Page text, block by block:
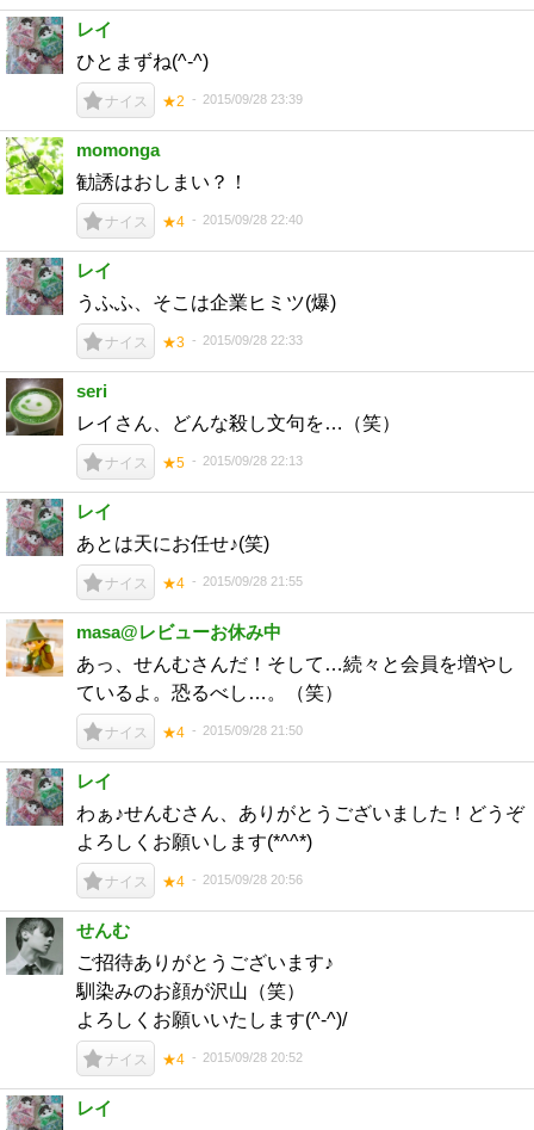
レイ
ひとまずね(^-^)
ナイス ★2 2015/09/28 23:39
momonga
勧誘はおしまい？！
ナイス ★4 2015/09/28 22:40
レイ
うふふ、そこは企業ヒミツ(爆)
ナイス ★3 2015/09/28 22:33
seri
レイさん、どんな殺し文句を…（笑）
ナイス ★5 2015/09/28 22:13
レイ
あとは天にお任せ♪(笑)
ナイス ★4 2015/09/28 21:55
masa@レビューお休み中
あっ、せんむさんだ！そして…続々と会員を増やし
ているよ。恐るべし…。（笑）
ナイス ★4 2015/09/28 21:50
レイ
わぁ♪せんむさん、ありがとうございました！どうぞ
よろしくお願いします(*^^*)
ナイス ★4 2015/09/28 20:56
せんむ
ご招待ありがとうございます♪
馴染みのお顔が沢山（笑）
よろしくお願いいたします(^-^)/
ナイス ★4 2015/09/28 20:52
レイ